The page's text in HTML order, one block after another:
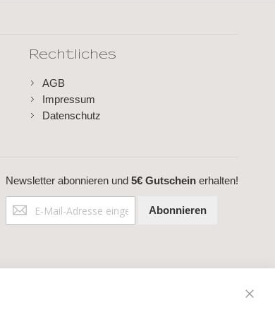
Rechtliches
AGB
Impressum
Datenschutz
Newsletter abonnieren und5€ Gutschein erhalten!
Anmeldung
zum
Abonnieren